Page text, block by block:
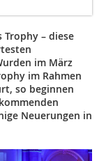
Trophy – diese
im März
im Rahmen
so beginnen
Neuerungen in